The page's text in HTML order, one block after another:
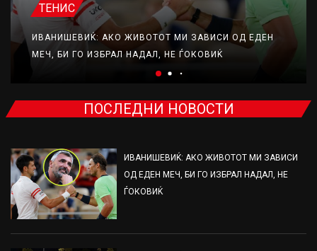
ТЕНИС
ИВАНИШЕВИЌ: АКО ЖИВОТОТ МИ ЗАВИСИ ОД ЕДЕН
МЕЧ, БИ ГО ИЗБРАЛ НАДАЛ, НЕ ЃОКОВИЌ
ПОСЛЕДНИ НОВОСТИ
ИВАНИШЕВИЌ: АКО ЖИВОТОТ МИ ЗАВИСИ
ОД ЕДЕН МЕЧ, БИ ГО ИЗБРАЛ НАДАЛ, НЕ
ЃОКОВИЌ